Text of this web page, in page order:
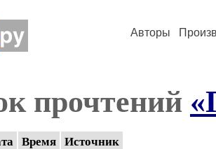
Авторы
прочтений
Время Источник